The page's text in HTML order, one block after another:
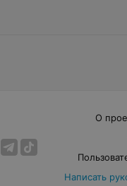
О
Написать